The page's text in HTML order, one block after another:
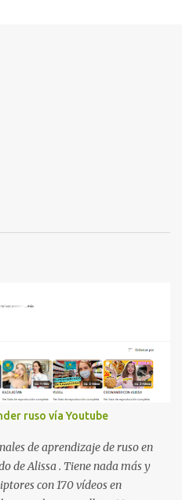
ruso vía Youtube
de aprendizaje de ruso en
de Alissa . Tiene nada más y
con 170 vídeos en